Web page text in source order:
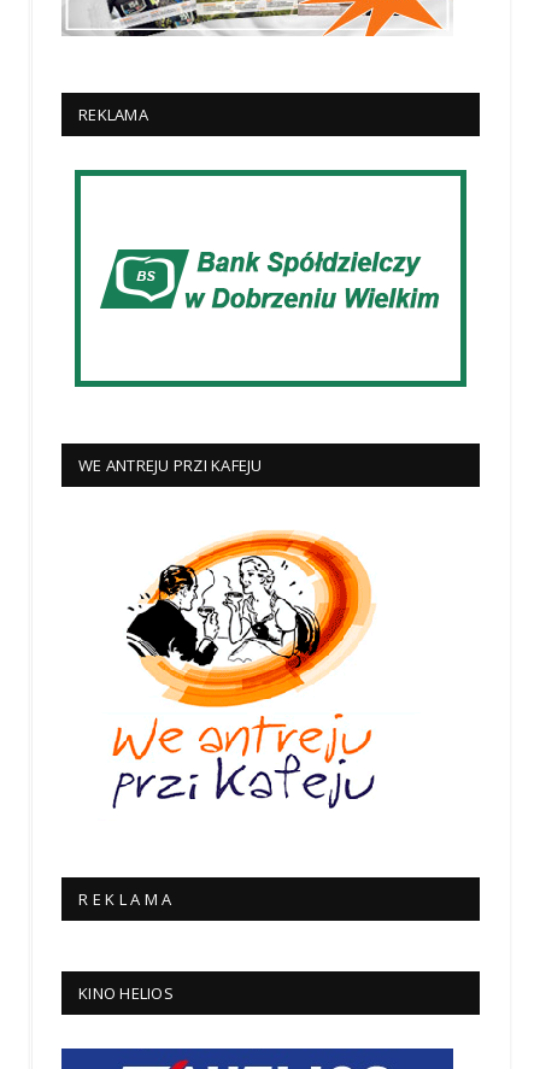
REKLAMA
WE ANTREJU PRZI KAFEJU
R E K L A M A
KINO HELIOS